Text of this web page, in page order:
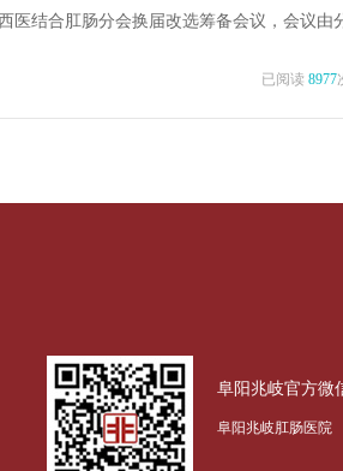
医结合肛肠分会换届改选筹备会议，会议由
已阅读 8977
阜阳兆岐官方微
阜阳兆岐肛肠医院